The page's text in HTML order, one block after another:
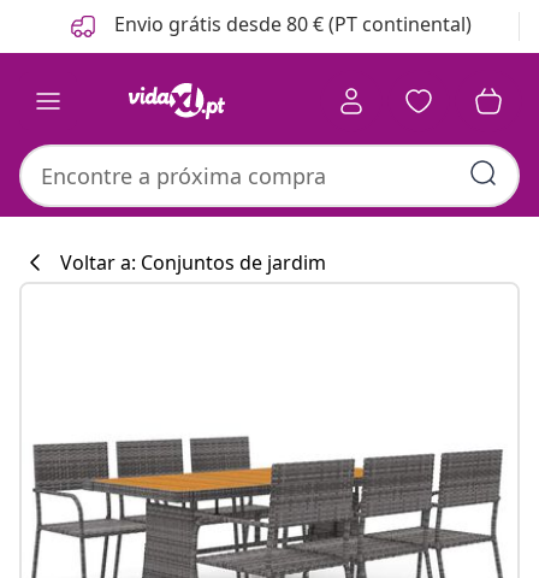
Anterior
Seguinte Envio grátis desde 80 € (PT continental)
Voltar a: Conjuntos de jardim